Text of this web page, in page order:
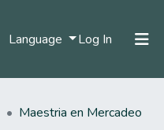
Language Log In (current)
Maestria en Mercadeo